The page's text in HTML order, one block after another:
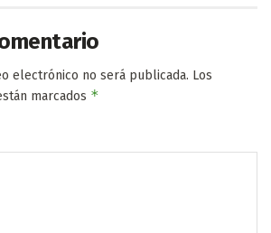
electrónico no será publicada. Los
marcados *